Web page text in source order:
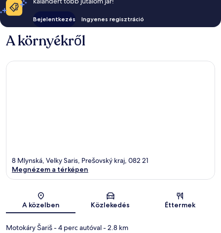
Bejelentkezés Ingyenes regisztráció
A környékről
Térkép
8 Mlynská, Velky Saris, Prešovský kraj, 082 21
Megnézem a térképen
A közelben Közlekedés Éttermek
Motokáry Šariš- 4 perc autóval- 2.8 km